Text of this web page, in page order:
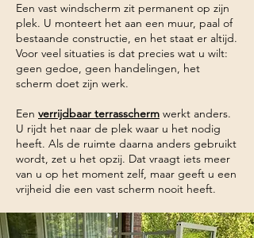
Een vast windscherm zit permanent op zijn
plek. U monteert het aan een muur, paal of
bestaande constructie, en het staat er altijd.
Voor veel situaties is dat precies wat u wilt:
geen gedoe, geen handelingen, het
scherm doet zijn werk.
Een verrijdbaar terrasscherm werkt anders.
U rijdt het naar de plek waar u het nodig
heeft. Als de ruimte daarna anders gebruikt
wordt, zet u het opzij. Dat vraagt iets meer
van u op het moment zelf, maar geeft u een
vrijheid die een vast scherm nooit heeft.